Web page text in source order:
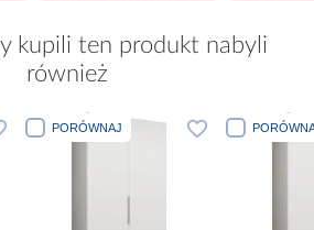
kupili ten produkt nabyli
również
PORÓWNAJ